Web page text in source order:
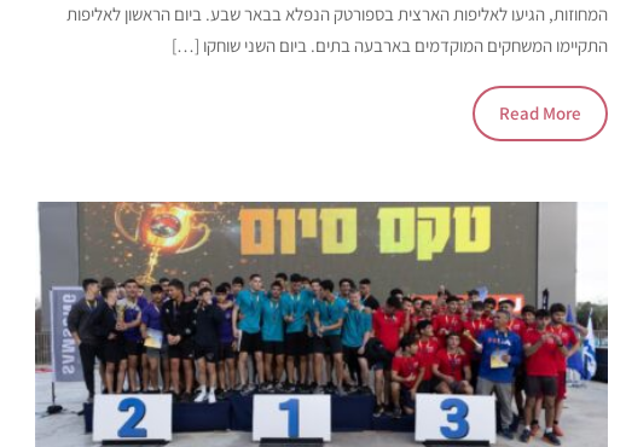
המחוזות, הגיעו לאליפות הארצית בספורטק הנפלא בבאר שבע. ביום הראשון לאליפות
התקיימו המשחקים המוקדמים בארבעה בתים. ביום השני שוחקו […]
Read More